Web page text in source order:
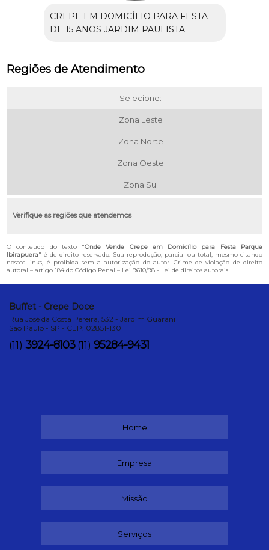
CREPE EM DOMICÍLIO PARA FESTA
DE 15 ANOS JARDIM PAULISTA
Regiões de Atendimento
Selecione:
Zona Leste
Zona Norte
Zona Oeste
Zona Sul
Verifique as regiões que atendemos
O conteúdo do texto "Onde Vende Crepe em Domicílio para Festa Parque
Ibirapuera" é de direito reservado. Sua reprodução, parcial ou total, mesmo citando
nossos links, é proibida sem a autorização do autor. Crime de violação de direito
autoral – artigo 184 do Código Penal – Lei 9610/98 - Lei de direitos autorais.
Buffet - Crepe Doce
Rua José da Costa Pereira, 532 - Jardim Guarani
São Paulo - SP - CEP: 02851-130
(11) 3924-8103 (11) 95284-9431
Home
Empresa
Missão
Serviços